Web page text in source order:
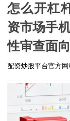
怎么开杠
资市场手
性审查面
配资炒股平台官方网